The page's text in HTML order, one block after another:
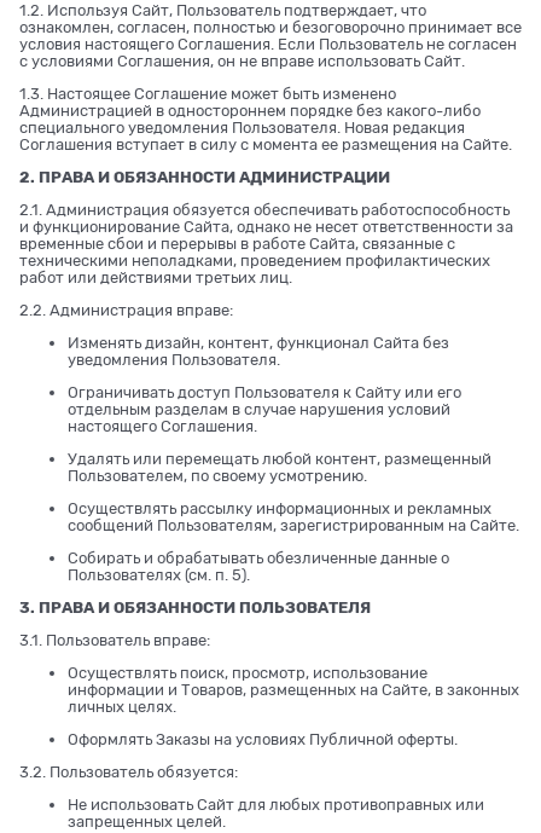
1.2. Используя Сайт, Пользователь подтверждает, что
ознакомлен, согласен, полностью и безоговорочно принимает все
условия настоящего Соглашения. Если Пользователь не согласен
с условиями Соглашения, он не вправе использовать Сайт.
1.3. Настоящее Соглашение может быть изменено
Администрацией в одностороннем порядке без какого-либо
специального уведомления Пользователя. Новая редакция
Соглашения вступает в силу с момента ее размещения на Сайте.
2. ПРАВА И ОБЯЗАННОСТИ АДМИНИСТРАЦИИ
2.1. Администрация обязуется обеспечивать работоспособность
и функционирование Сайта, однако не несет ответственности за
временные сбои и перерывы в работе Сайта, связанные с
техническими неполадками, проведением профилактических
работ или действиями третьих лиц.
2.2. Администрация вправе:
Изменять дизайн, контент, функционал Сайта без
уведомления Пользователя.
Ограничивать доступ Пользователя к Сайту или его
отдельным разделам в случае нарушения условий
настоящего Соглашения.
Удалять или перемещать любой контент, размещенный
Пользователем, по своему усмотрению.
Осуществлять рассылку информационных и рекламных
сообщений Пользователям, зарегистрированным на Сайте.
Собирать и обрабатывать обезличенные данные о
Пользователях (см. п. 5).
3. ПРАВА И ОБЯЗАННОСТИ ПОЛЬЗОВАТЕЛЯ
3.1. Пользователь вправе:
Осуществлять поиск, просмотр, использование
информации и Товаров, размещенных на Сайте, в законных
личных целях.
Оформлять Заказы на условиях Публичной оферты.
3.2. Пользователь обязуется:
Не использовать Сайт для любых противоправных или
запрещенных целей.